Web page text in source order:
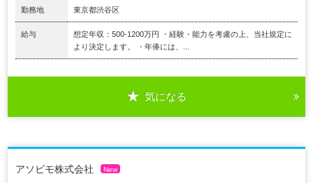
勤務地 東京都渋谷区
給与
想定年収：500-1200万円 ・経験・能力を考慮の上、当社規定に
より決定します。 ・年俸には、...
気になる
アソビモ株式会社 New